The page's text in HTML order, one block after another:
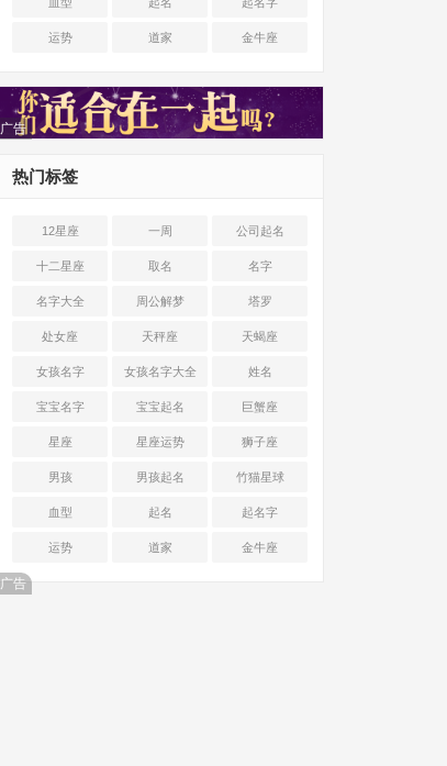
运势 道家 金牛座
广告
热门标签
12星座 一周 公司起名
十二星座 取名 名字
名字大全 周公解梦 塔罗
处女座 天秤座 天蝎座
女孩名字 女孩名字大全 姓名
宝宝名字 宝宝起名 巨蟹座
星座 星座运势 狮子座
男孩 男孩起名 竹猫星球
血型 起名 起名字
运势 道家 金牛座
广告